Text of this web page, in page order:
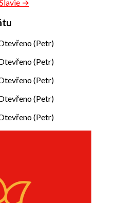
→
(Petr)
(Petr)
(Petr)
(Petr)
(Petr)